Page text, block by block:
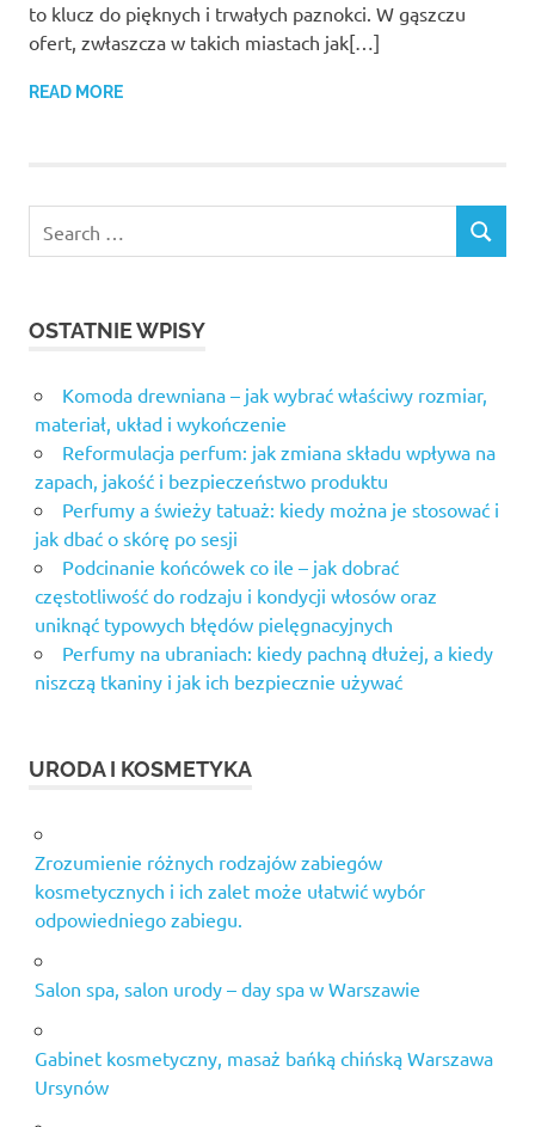
to klucz do pięknych i trwałych paznokci. W gąszczu
ofert, zwłaszcza w takich miastach jak[…]
READ MORE
OSTATNIE WPISY
Komoda drewniana – jak wybrać właściwy rozmiar,
materiał, układ i wykończenie
Reformulacja perfum: jak zmiana składu wpływa na
zapach, jakość i bezpieczeństwo produktu
Perfumy a świeży tatuaż: kiedy można je stosować i
jak dbać o skórę po sesji
Podcinanie końcówek co ile – jak dobrać
częstotliwość do rodzaju i kondycji włosów oraz
uniknąć typowych błędów pielęgnacyjnych
Perfumy na ubraniach: kiedy pachną dłużej, a kiedy
niszczą tkaniny i jak ich bezpiecznie używać
URODA I KOSMETYKA
Zrozumienie różnych rodzajów zabiegów
kosmetycznych i ich zalet może ułatwić wybór
odpowiedniego zabiegu.
Salon spa, salon urody – day spa w Warszawie
Gabinet kosmetyczny, masaż bańką chińską Warszawa
Ursynów